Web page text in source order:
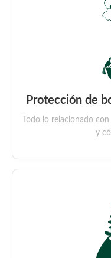
Protección de
Todo lo relacionado
y